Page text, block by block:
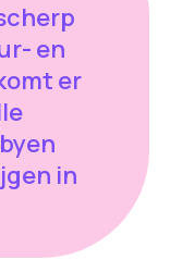
en
er
in